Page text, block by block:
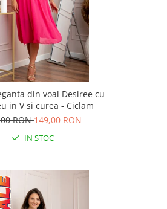
din voal Desiree cu
in V si curea - Ciclam
RON149,00 RON
IN STOC